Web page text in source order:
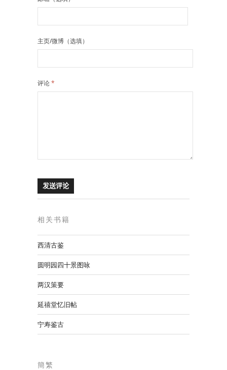
主页/微博（选填）
评论*
相关书籍
西清古鉴
圆明园四十景图咏
两汉策要
延禧堂忆旧帖
宁寿鉴古
簡繁